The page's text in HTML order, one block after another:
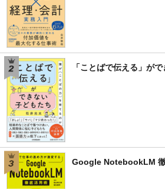
「ことばで伝える」が
Google NotebookLM